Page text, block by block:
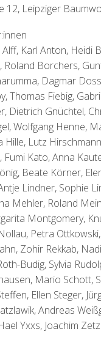
12, Leipziger
Karl Anton, Heidi
Roland Borchers,
Dagmar
Thomas Fiebig,
Dietrich Gnüchtel,
Wolfgang Henne,
Hille, Lutz
Fumi Kato, Anna
Beate Körner,
Lindner, Sophie
Mehler, Roland
Montgomery,
Petra
Zohir Rekkab,
Budig, Sylvia
Mario Schott,
Ellen Steger,
Andreas
Yxxs, Joachim